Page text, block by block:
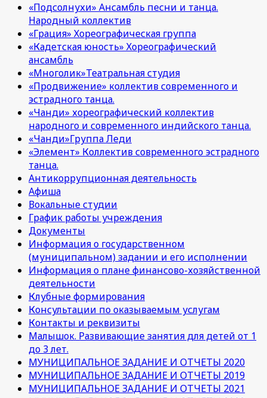
«Подсолнухи» Ансамбль песни и танца.
Народный коллектив
«Грация» Хореографическая группа
«Кадетская юность» Хореографический
ансамбль
«Многолик»Театральная студия
«Продвижение» коллектив современного и
эстрадного танца.
«Чанди» хореографический коллектив
народного и современного индийского танца.
«Чанди»Группа Леди
«Элемент» Коллектив современного эстрадного
танца.
Антикоррупционная деятельность
Афиша
Вокальные студии
График работы учреждения
Документы
Информация о государственном
(муниципальном) задании и его исполнении
Информация о плане финансово-хозяйственной
деятельности
Клубные формирования
Консультации по оказываемым услугам
Контакты и реквизиты
Малышок. Развивающие занятия для детей от 1
до 3 лет.
МУНИЦИПАЛЬНОЕ ЗАДАНИЕ И ОТЧЕТЫ 2020
МУНИЦИПАЛЬНОЕ ЗАДАНИЕ И ОТЧЕТЫ 2019
МУНИЦИПАЛЬНОЕ ЗАДАНИЕ И ОТЧЕТЫ 2021